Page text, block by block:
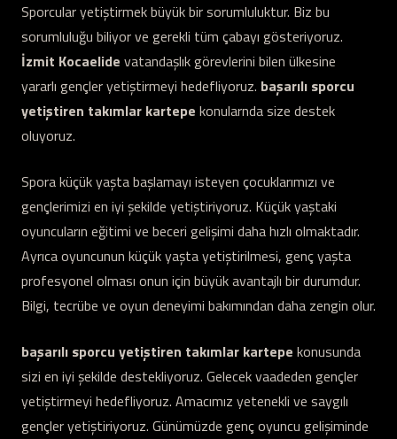
Sporcular yetiştirmek büyük bir sorumluluktur. Biz bu
sorumluluğu biliyor ve gerekli tüm çabayı gösteriyoruz.
İzmit Kocaelide vatandaşlık görevlerini bilen ülkesine
yararlı gençler yetiştirmeyi hedefliyoruz. başarılı sporcu
yetiştiren takımlar kartepe konularnda size destek
oluyoruz.
Spora küçük yaşta başlamayı isteyen çocuklarımızı ve
gençlerimizi en iyi şekilde yetiştiriyoruz. Küçük yaştaki
oyuncuların eğitimi ve beceri gelişimi daha hızlı olmaktadır.
Ayrıca oyuncunun küçük yaşta yetiştirilmesi, genç yaşta
profesyonel olması onun için büyük avantajlı bir durumdur.
Bilgi, tecrübe ve oyun deneyimi bakımından daha zengin olur.
başarılı sporcu yetiştiren takımlar kartepe konusunda
sizi en iyi şekilde destekliyoruz. Gelecek vaadeden gençler
yetiştirmeyi hedefliyoruz. Amacımız yetenekli ve saygılı
gençler yetiştiriyoruz. Günümüzde genç oyuncu gelişiminde